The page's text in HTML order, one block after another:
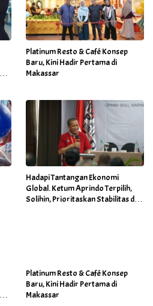
Platinum Resto & Café Konsep
Baru, Kini Hadir Pertama di
Makassar
Hadapi Tantangan Ekonomi
Global. Ketum Aprindo Terpilih,
Solihin, Prioritaskan Stabilitas dan
Platinum Resto & Café Konsep
Baru, Kini Hadir Pertama di
Makassar